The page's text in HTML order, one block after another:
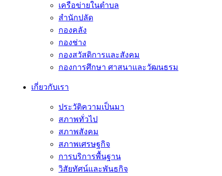
เครือข่ายในตำบล
สำนักปลัด
กองคลัง
กองช่าง
กองสวัสดิการและสังคม
กองการศึกษา ศาสนาและวัฒนธรม
เกี่ยวกับเรา
ประวัติความเป็นมา
สภาพทั่วไป
สภาพสังคม
สภาพเศรษฐกิจ
การบริการพื้นฐาน
วิสัยทัศน์และพันธกิจ